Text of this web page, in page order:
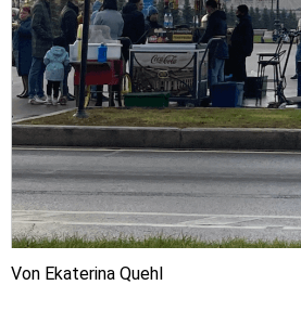
Von Ekaterina Quehl